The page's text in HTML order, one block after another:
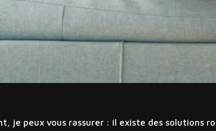
je peux vous rassurer : il existe des solutions